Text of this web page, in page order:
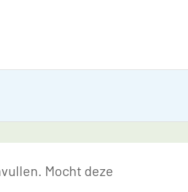
Mocht deze